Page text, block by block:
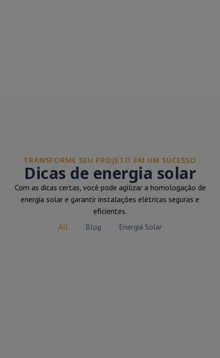
TRANSFORME SEU PROJETO EM UM SUCESSO
Dicas de energia solar
Com as dicas certas, você pode agilizar a homologação de
energia solar e garantir instalações elétricas seguras e
eficientes.
All
Blog Energia Solar